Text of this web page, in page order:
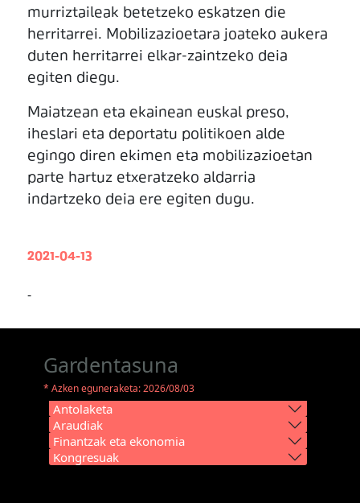
murriztaileak betetzeko eskatzen die
herritarrei. Mobilizazioetara joateko aukera
duten herritarrei elkar-zaintzeko deia
egiten diegu.
Maiatzean eta ekainean euskal preso,
iheslari eta deportatu politikoen alde
egingo diren ekimen eta mobilizazioetan
parte hartuz etxeratzeko aldarria
indartzeko deia ere egiten dugu.
2021-04-13
-
Gardentasuna
* Azken eguneraketa: 2026/08/03
Antolaketa
Araudiak
Finantzak eta ekonomia
Kongresuak